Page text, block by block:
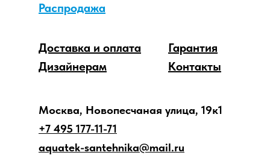
Распродажа
Дизайнерам
Доставка и оплата
Гарантия
Контакты
Москва, Новопесчаная улица, 19к1
+7 495 177-11-71
aquatek-santehnika@mail.ru